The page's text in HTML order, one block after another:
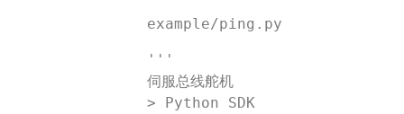
example/ping.py
'''
伺服总线舵机
> Python SDK